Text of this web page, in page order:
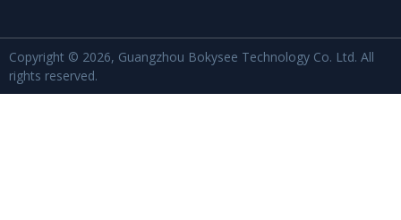
Copyright © 2026, Guangzhou Bokysee Technology Co. Ltd. All
rights reserved.